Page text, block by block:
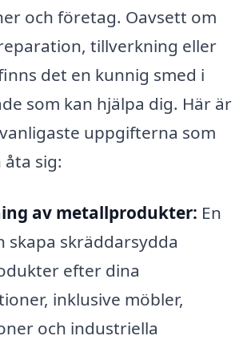
och företag. Oavsett om
tillverkning eller
det en kunnig smed i
som kan hjälpa dig. Här är
uppgifterna som
åta sig:
av metallprodukter: En
skapa skräddarsydda
efter dina
inklusive möbler,
och industriella